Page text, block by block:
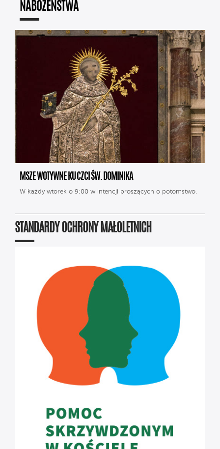
NABOŻEŃSTWA
MSZE WOTYWNE KU CZCI ŚW. DOMINIKA
W każdy wtorek o 9:00 w intencji proszących o potomstwo.
STANDARDY OCHRONY MAŁOLETNICH